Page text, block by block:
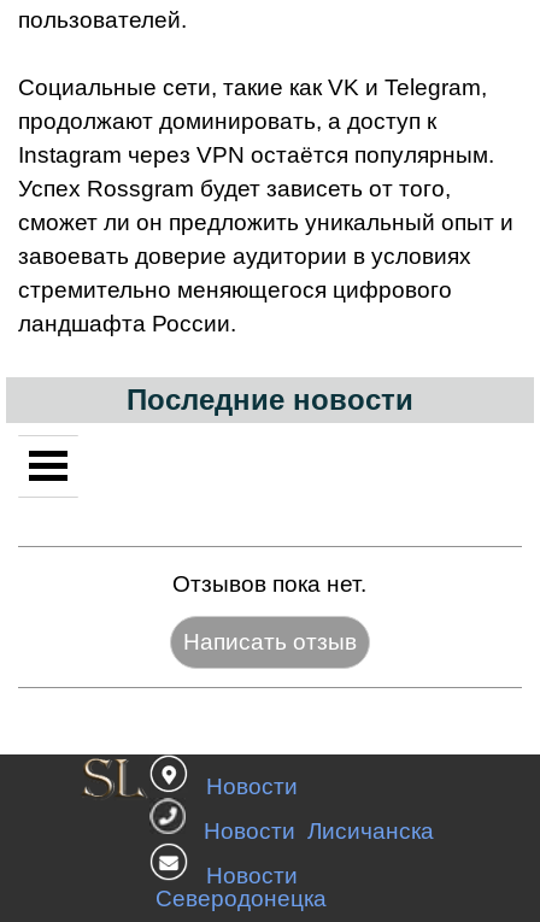
пользователей.
Социальные сети, такие как VK и Telegram,
продолжают доминировать, а доступ к
Instagram через VPN остаётся популярным.
Успех Rossgram будет зависеть от того,
сможет ли он предложить уникальный опыт и
завоевать доверие аудитории в условиях
стремительно меняющегося цифрового
ландшафта России.
Последние новости
Отзывов пока нет.
Новости
Новости Лисичанска
Новости
Северодонецка